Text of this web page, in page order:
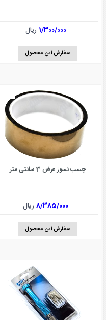
1/300/000 ریال
سفارش این محصول
چسب نسوز عرض 3 سانتی متر
8/385/000ریال
سفارش این محصول